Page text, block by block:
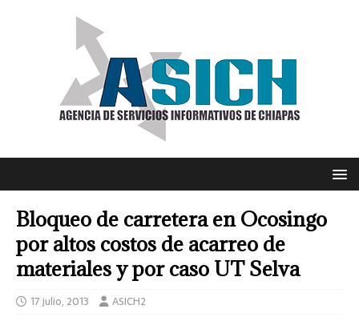
Bloqueo de carretera en Ocosingo
por altos costos de acarreo de
materiales y por caso UT Selva
17 julio, 2013 ASICH2